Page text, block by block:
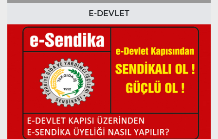
E-DEVLET